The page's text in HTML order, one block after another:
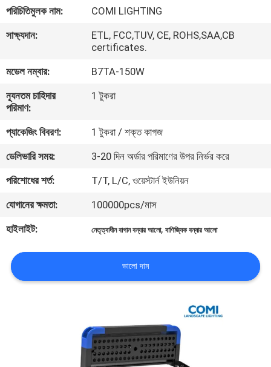
সম্পর্কে
কারখানা
ভ্রমণ
মান
নিয়ন্ত্রণ
যোগাযোগ
করুন
খবর
মামলা
পরিচিতিমুলক নাম:
COMI LIGHTING
সাক্ষ্যদান:
ETL, FCC,TUV, CE, ROHS,SAA,CB
certificates.
মডেল নম্বার:
B7TA-150W
ন্যূনতম চাহিদার
পরিমাণ:
1 টুকরা
প্যাকেজিং বিবরণ:
1 টুকরা / শক্ত কাগজ
ডেলিভারি সময়:
3-20 দিন অর্ডার পরিমাণের উপর নির্ভর করে
পরিশোধের শর্ত:
T/T, L/C, ওয়েস্টার্ন ইউনিয়ন
যোগানের ক্ষমতা:
100000pcs/মাস
হাইলাইট:
নেতৃত্বাধীন বাগান বন্যার আলো,বাণিজ্যিক বন্যার আলো
ভালো দাম